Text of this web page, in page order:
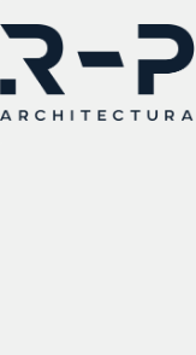
to
content